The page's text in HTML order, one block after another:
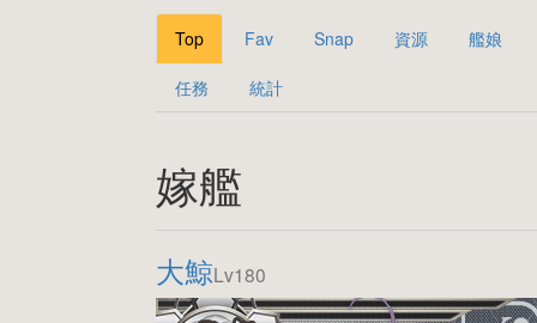
Top Fav Snap 資源 艦娘
任務 統計
嫁艦
大鯨Lv180